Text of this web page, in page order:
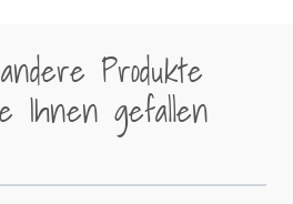
Produkte
Ihnen gefallen